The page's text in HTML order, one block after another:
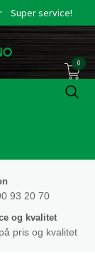
Super service!
0
93 20 70
og kvalitet
pris og kvalitet